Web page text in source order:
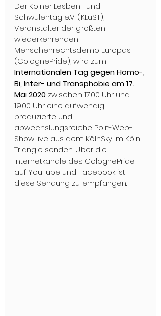
Der Kölner Lesben- und
Schwulentag e.V. (KLuST),
Veranstalter der größten
wiederkehrenden
Menschenrechtsdemo Europas
(ColognePride), wird zum
Internationalen Tag gegen Homo-,
Bi, Inter- und Transphobie am 17.
Mai 2020 zwischen 17.00 Uhr und
19.00 Uhr eine aufwendig
produzierte und
abwechslungsreiche Polit-Web-
Show live aus dem KölnSky im Köln
Triangle senden. Über die
Internetkanäle des ColognePride
auf YouTube und Facebook ist
diese Sendung zu empfangen.